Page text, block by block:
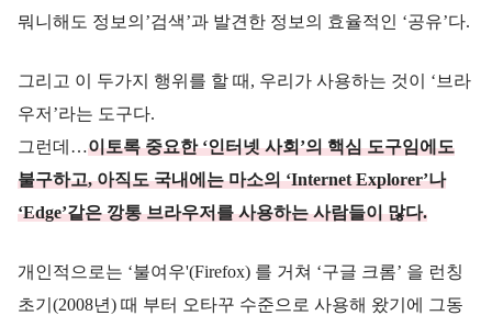
뭐니해도 정보의’검색’과 발견한 정보의 효율적인 ‘공유’다.
그리고 이 두가지 행위를 할 때, 우리가 사용하는 것이 ‘브라
우저’라는 도구다.
그런데…이토록 중요한 ‘인터넷 사회’의 핵심 도구임에도
불구하고, 아직도 국내에는 마소의 ‘Internet Explorer’나
‘Edge’같은 깡통 브라우저를 사용하는 사람들이 많다.
개인적으로는 ‘불여우'(Firefox) 를 거쳐 ‘구글 크롬’ 을 런칭
초기(2008년) 때 부터 오타꾸 수준으로 사용해 왔기에 그동